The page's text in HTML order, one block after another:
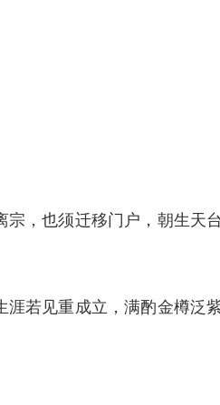
，也须迁移门户，朝生天台
若见重成立，满酌金樽泛